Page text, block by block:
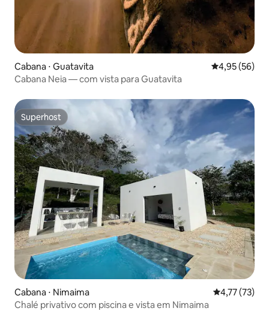
Cabana ⋅ Guatavita 4,95 de uma
4,95 (56)
Cabana Neia — com vista para Guatavita
Superhost
Superhost
Cabana ⋅ Nimaima 4,77 de uma
4,77 (73)
Chalé privativo com piscina e vista em Nimaima